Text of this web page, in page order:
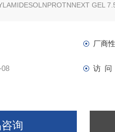
GEL
厂商
08 访 问
询